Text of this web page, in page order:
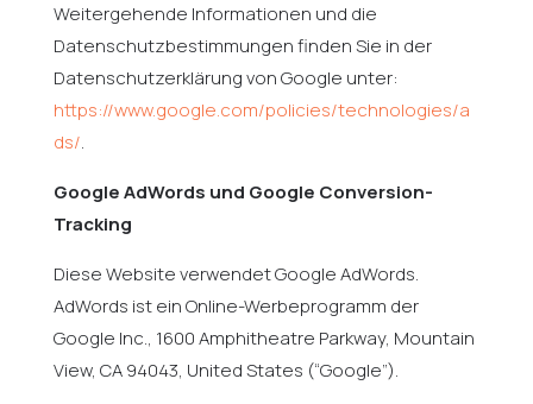
Weitergehende Informationen und die
Datenschutzbestimmungen finden Sie in der
Datenschutzerklärung von Google unter:
https://www.google.com/policies/technologies/a
ds/.
Google AdWords und Google Conversion-
Tracking
Diese Website verwendet Google AdWords.
AdWords ist ein Online-Werbeprogramm der
Google Inc., 1600 Amphitheatre Parkway, Mountain
View, CA 94043, United States (“Google”).